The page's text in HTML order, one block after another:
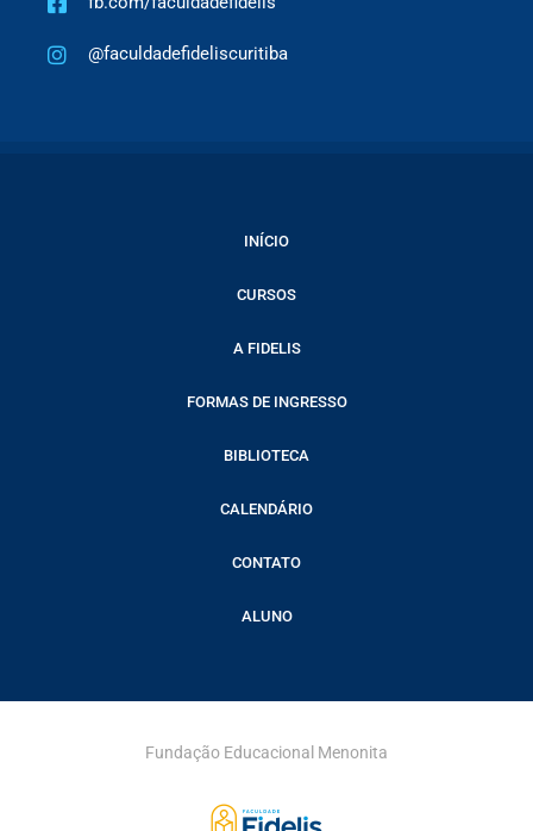
@faculdadefideliscuritiba
INÍCIO
CURSOS
A FIDELIS
FORMAS DE INGRESSO
BIBLIOTECA
CALENDÁRIO
CONTATO
ALUNO
Fundação Educacional Menonita